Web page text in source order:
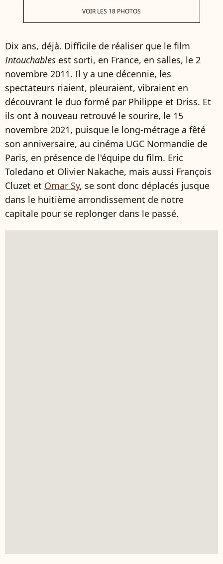
VOIR LES 18 PHOTOS
Dix ans, déjà. Difficile de réaliser que le film
Intouchables est sorti, en France, en salles, le 2
novembre 2011. Il y a une décennie, les
spectateurs riaient, pleuraient, vibraient en
découvrant le duo formé par Philippe et Driss. Et
ils ont à nouveau retrouvé le sourire, le 15
novembre 2021, puisque le long-métrage a fêté
son anniversaire, au cinéma UGC Normandie de
Paris, en présence de l'équipe du film. Eric
Toledano et Olivier Nakache, mais aussi François
Cluzet et Omar Sy, se sont donc déplacés jusque
dans le huitième arrondissement de notre
capitale pour se replonger dans le passé.